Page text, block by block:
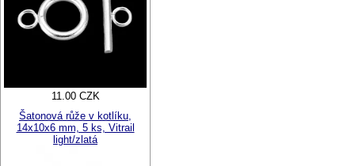
11.00 CZK
Šatonová růže v kotlíku,
14x10x6 mm, 5 ks, Vitrail
light/zlatá